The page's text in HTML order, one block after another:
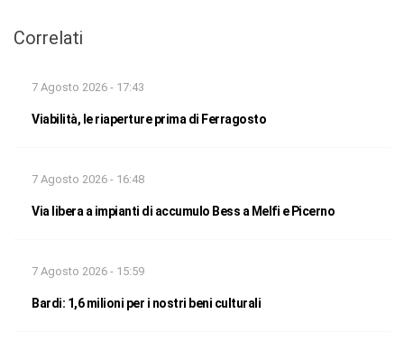
Correlati
7 Agosto 2026 - 17:43
Viabilità, le riaperture prima di Ferragosto
7 Agosto 2026 - 16:48
Via libera a impianti di accumulo Bess a Melfi e Picerno
7 Agosto 2026 - 15:59
Bardi: 1,6 milioni per i nostri beni culturali